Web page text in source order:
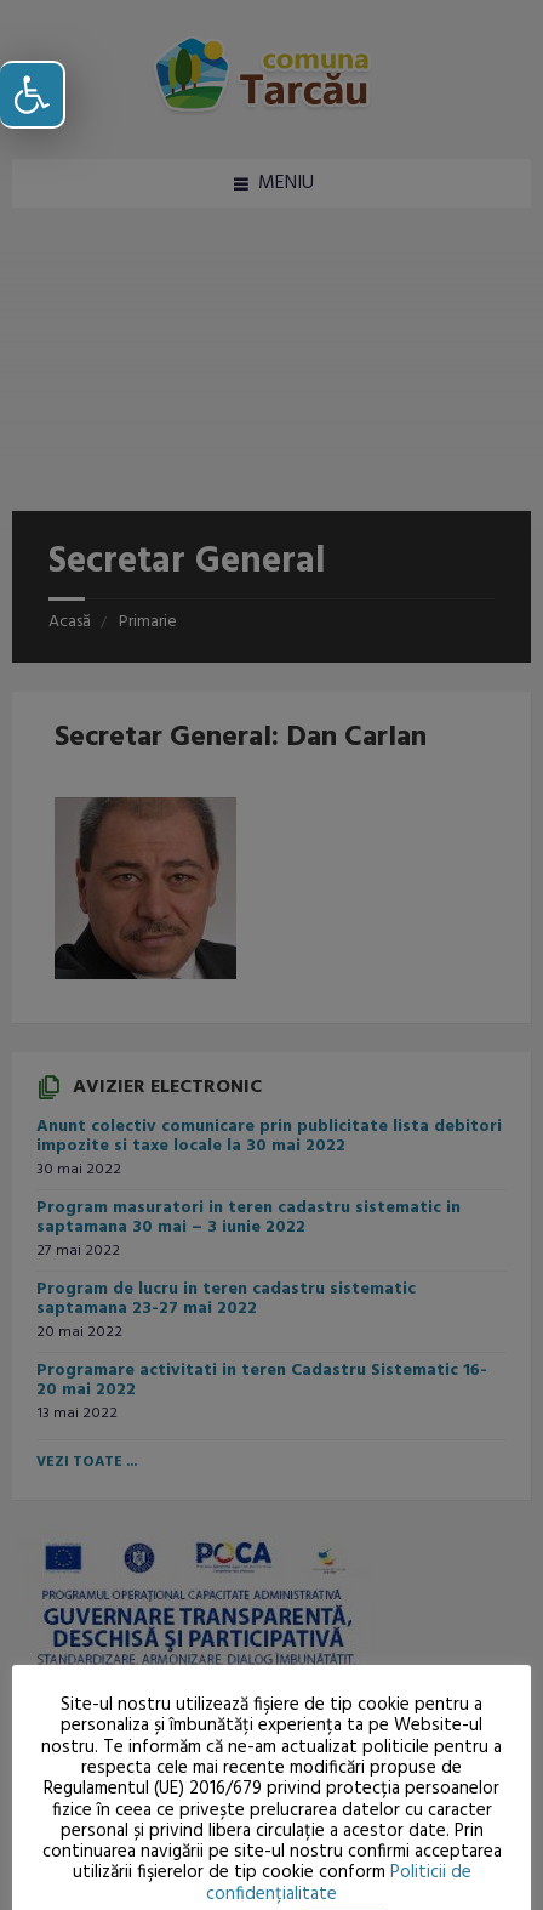
Deschide bara de unelte
MENIU
Secretar General
Acasă Primarie
Secretar General: Dan Carlan
AVIZIER ELECTRONIC
Anunt colectiv comunicare prin publicitate lista debitori
impozite si taxe locale la 30 mai 2022
30 mai 2022
Program masuratori in teren cadastru sistematic in
saptamana 30 mai – 3 iunie 2022
27 mai 2022
Program de lucru in teren cadastru sistematic
saptamana 23-27 mai 2022
20 mai 2022
Programare activitati in teren Cadastru Sistematic 16-
20 mai 2022
13 mai 2022
VEZI TOATE ...
Tarcău
21° Ploaie moderată
7.8 km/h
ACUM 18:00 21:00 00:00 03:00 06:00
Site-ul nostru utilizează fişiere de tip cookie pentru a
personaliza și îmbunătăți experiența ta pe Website-ul
nostru. Te informăm că ne-am actualizat politicile pentru a
respecta cele mai recente modificări propuse de
Regulamentul (UE) 2016/679 privind protecția persoanelor
fizice în ceea ce privește prelucrarea datelor cu caracter
personal și privind libera circulație a acestor date. Prin
continuarea navigării pe site-ul nostru confirmi acceptarea
utilizării fişierelor de tip cookie conform Politicii de
confidențialitate